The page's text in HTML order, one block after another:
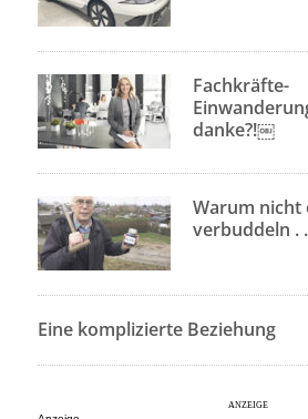
Fachkräfte-
danke?!￼
Warum nicht
verbuddeln .
Eine komplizierte Beziehung